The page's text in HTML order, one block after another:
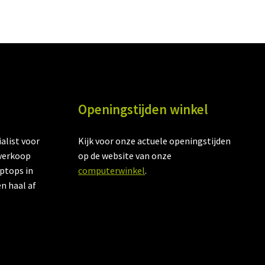
voor
in
haal af
Openingstijden winkel
Kijk voor onze actuele openingstijden
op de website van onze
computerwinkel.